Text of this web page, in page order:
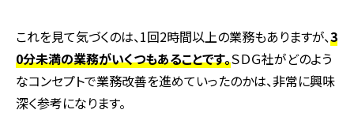
これを見て気づくのは、1回2時間以上の業務もありますが、3
0分未満の業務がいくつもあることです。ＳＤＧ社がどのよう
なコンセプトで業務改善を進めていったのかは、非常に興味
深く参考になります。